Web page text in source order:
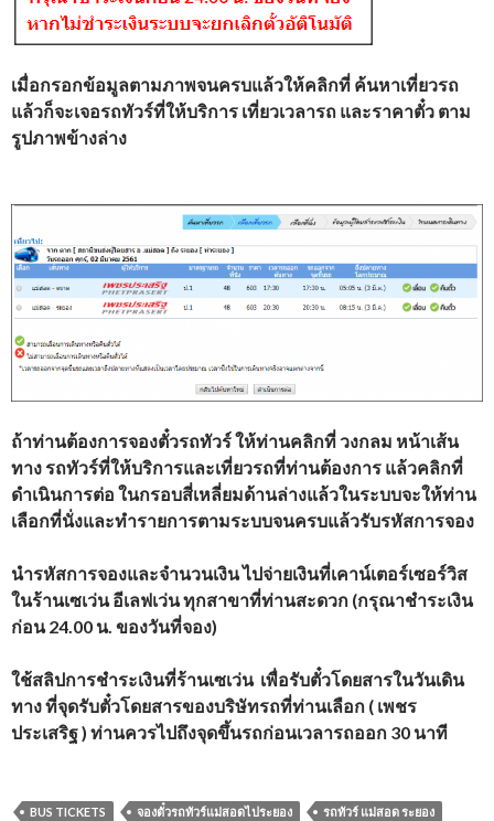
เมื่อกรอกข้อมูลตามภาพจนครบแล้วให้คลิกที่ ค้นหาเที่ยวรถ
แล้วก็จะเจอรถทัวร์ที่ให้บริการ เที่ยวเวลารถ และราคาตั๋ว ตาม
รูปภาพข้างล่าง
ถ้าท่านต้องการจองตั๋วรถทัวร์ให้ท่านคลิกที่ วงกลม หน้าเส้น
ทาง รถทัวร์ที่ให้บริการและเที่ยวรถที่ท่านต้องการ แล้วคลิกที่
ดำเนินการต่อ ในกรอบสี่เหลี่ยมด้านล่างแล้วในระบบจะให้ท่าน
เลือกที่นั่งและทำรายการตามระบบจนครบแล้วรับรหัสการจอง
นำรหัสการจองและจำนวนเงินไปจ่ายเงินที่เคาน์เตอร์เซอร์วิส
ในร้านเซเว่น อีเลฟเว่น ทุกสาขาที่ท่านสะดวก (กรุณาชำระเงิน
ก่อน 24.00 น. ของวันที่จอง)
ใช้สลิปการชำระเงินที่ร้านเซเว่น เพื่อรับตั๋วโดยสารในวันเดิน
ทาง ที่จุดรับตั๋วโดยสารของบริษัทรถที่ท่านเลือก ( เพชร
ประเสริฐ ) ท่านควรไปถึงจุดขึ้นรถก่อนเวลารถออก 30 นาที
BUS TICKETS จองตั๋วรถทัวร์แม่สอดไประยอง
รถทัวร์ แม่สอด ระยอง